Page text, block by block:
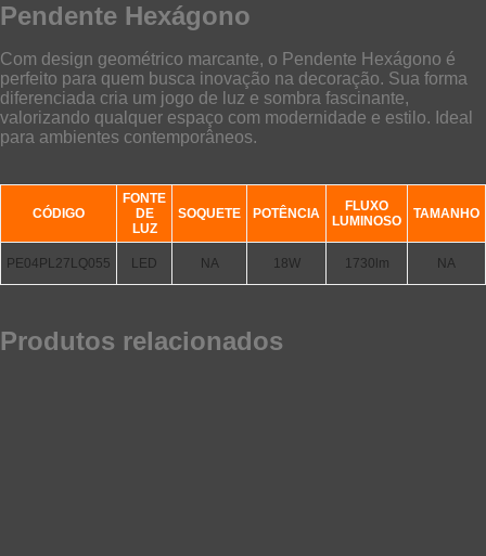
Pendente Hexágono
Com design geométrico marcante, o Pendente Hexágono é
perfeito para quem busca inovação na decoração. Sua forma
diferenciada cria um jogo de luz e sombra fascinante,
valorizando qualquer espaço com modernidade e estilo. Ideal
para ambientes contemporâneos.
CÓDIGO
FONTE
DE
LUZ
SOQUETE POTÊNCIA
FLUXO
LUMINOSO
TAMANHO
PE04PL27LQ055 LED NA 18W 1730lm NA
Produtos relacionados